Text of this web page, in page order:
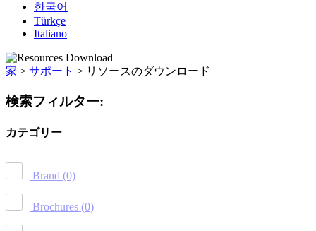
한국어
Türkçe
Italiano
家 > サポート > リソースのダウンロード
検索フィルター:
カテゴリー
Brand (0)
Brochures (0)